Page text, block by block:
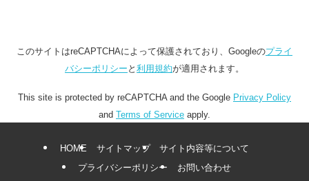
このサイトはreCAPTCHAによって保護されており、Googleのプライ
バシーポリシー と 利用規約が適用されます。
This site is protected by reCAPTCHA and the Google Privacy Policy
and Terms of Service apply.
HOME サイトマップ
サイト内容等について
プライバシーポリシー
お問い合わせ